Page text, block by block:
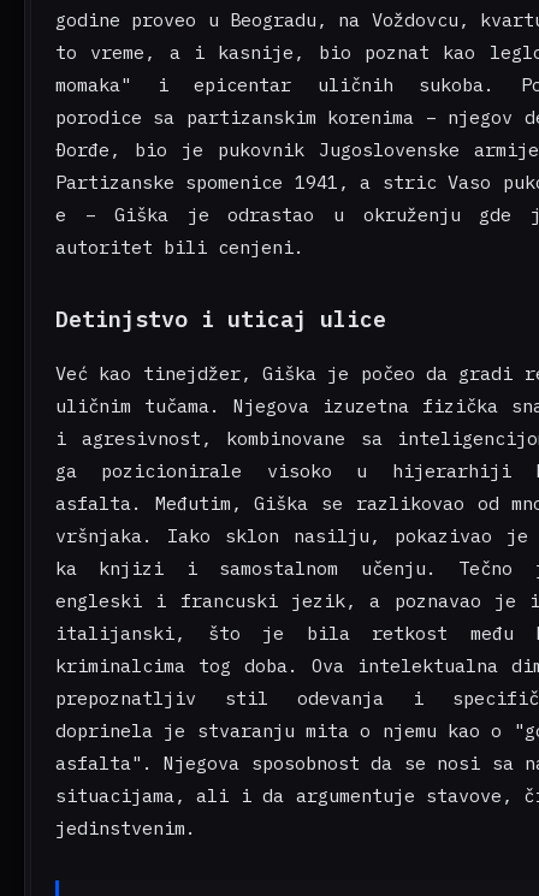
godine proveo u Beogradu, na Voždovcu,
to vreme, a i kasnije, bio poznat kao
momaka" i epicentar uličnih sukoba.
porodice sa partizanskim korenima – njegov
Đorđe, bio je pukovnik Jugoslovenske
Partizanske spomenice 1941, a stric Vaso
e – Giška je odrastao u okruženju gde
autoritet bili cenjeni.
Detinjstvo i uticaj ulice
Već kao tinejdžer, Giška je počeo da gradi
uličnim tučama. Njegova izuzetna fizička
i agresivnost, kombinovane sa
ga pozicionirale visoko u hijerarhiji
asfalta. Međutim, Giška se razlikovao od
vršnjaka. Iako sklon nasilju, pokazivao
ka knjizi i samostalnom učenju. Tečno
engleski i francuski jezik, a poznavao je
italijanski, što je bila retkost među
kriminalcima tog doba. Ova intelektualna
prepoznatljiv stil odevanja i
doprinela je stvaranju mita o njemu kao o
asfalta". Njegova sposobnost da se nosi sa
situacijama, ali i da argumentuje stavove,
jedinstvenim.